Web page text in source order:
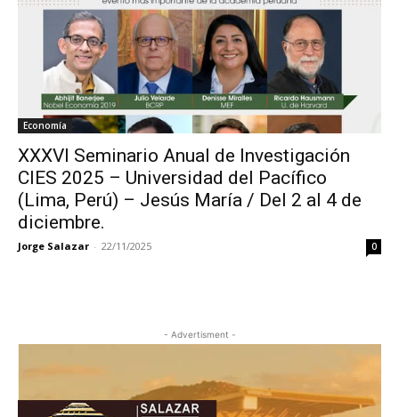
Economía
XXXVI Seminario Anual de Investigación
CIES 2025 – Universidad del Pacífico
(Lima, Perú) – Jesús María / Del 2 al 4 de
diciembre.
Jorge Salazar - 22/11/2025 0
- Advertisment -